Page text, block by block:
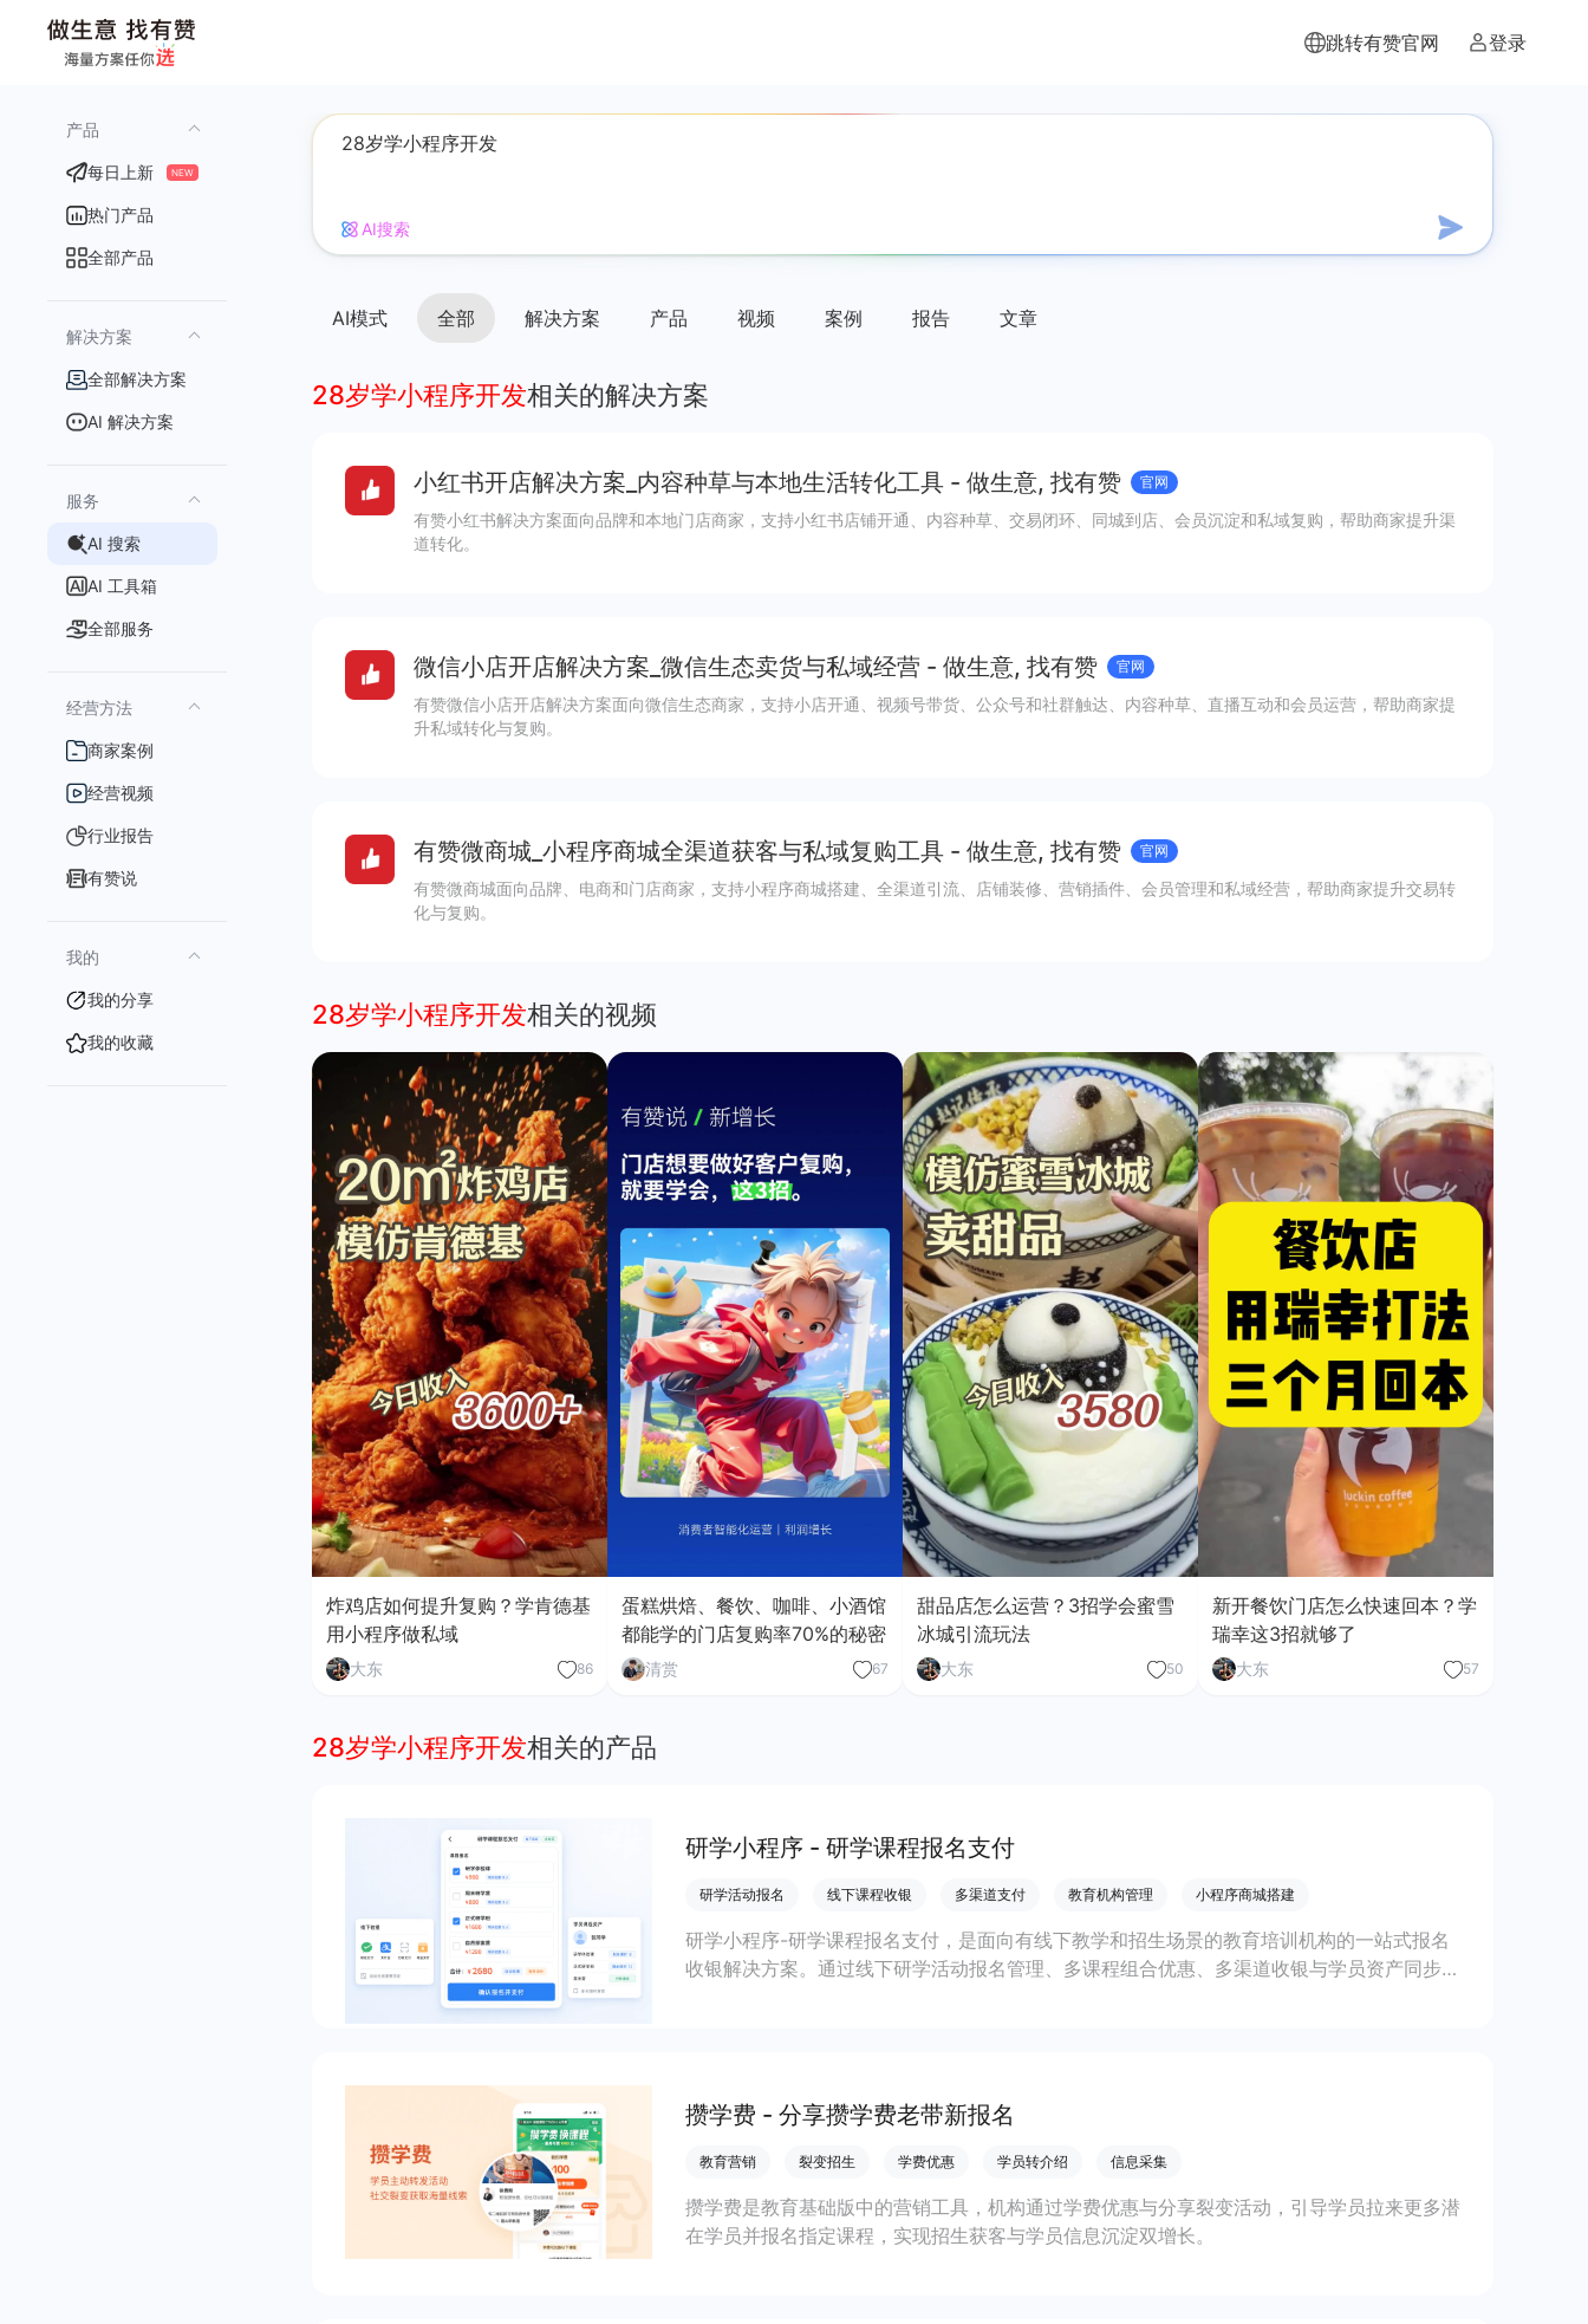
跳转有赞官网 登录
产品
每日上新 NEW
热门产品
全部产品
解决方案
全部解决方案
AI 解决方案
服务
AI 搜索
AI 工具箱
全部服务
经营方法
商家案例
经营视频
行业报告
有赞说
我的
我的分享
我的收藏
AI搜索
AI模式 全部 解决方案 产品 视频 案例 报告 文章
28岁学小程序开发相关的解决方案
小红书开店解决方案_内容种草与本地生活转化工具 - 做生意, 找有赞 官网
有赞小红书解决方案面向品牌和本地门店商家，支持小红书店铺开通、内容种草、交易闭环、同城到店、会员沉淀和私域复购，帮助商家提升渠
道转化。
微信小店开店解决方案_微信生态卖货与私域经营 - 做生意, 找有赞 官网
有赞微信小店开店解决方案面向微信生态商家，支持小店开通、视频号带货、公众号和社群触达、内容种草、直播互动和会员运营，帮助商家提
升私域转化与复购。
有赞微商城_小程序商城全渠道获客与私域复购工具 - 做生意, 找有赞 官网
有赞微商城面向品牌、电商和门店商家，支持小程序商城搭建、全渠道引流、店铺装修、营销插件、会员管理和私域经营，帮助商家提升交易转
化与复购。
28岁学小程序开发相关的视频
炸鸡店如何提升复购？学肯德基
用小程序做私域
大东 86
蛋糕烘焙、餐饮、咖啡、小酒馆
都能学的门店复购率70%的秘密
清赏 67
甜品店怎么运营？3招学会蜜雪
冰城引流玩法
大东 50
新开餐饮门店怎么快速回本？学
瑞幸这3招就够了
大东 57
28岁学小程序开发相关的产品
研学小程序 - 研学课程报名支付
研学活动报名 线下课程收银 多渠道支付 教育机构管理 小程序商城搭建
研学小程序-研学课程报名支付，是面向有线下教学和招生场景的教育培训机构的一站式报名
收银解决方案。通过线下研学活动报名管理、多课程组合优惠、多渠道收银与学员资产同步小
攒学费 - 分享攒学费老带新报名
教育营销 裂变招生 学费优惠 学员转介绍 信息采集
攒学费是教育基础版中的营销工具，机构通过学费优惠与分享裂变活动，引导学员拉来更多潜
在学员并报名指定课程，实现招生获客与学员信息沉淀双增长。